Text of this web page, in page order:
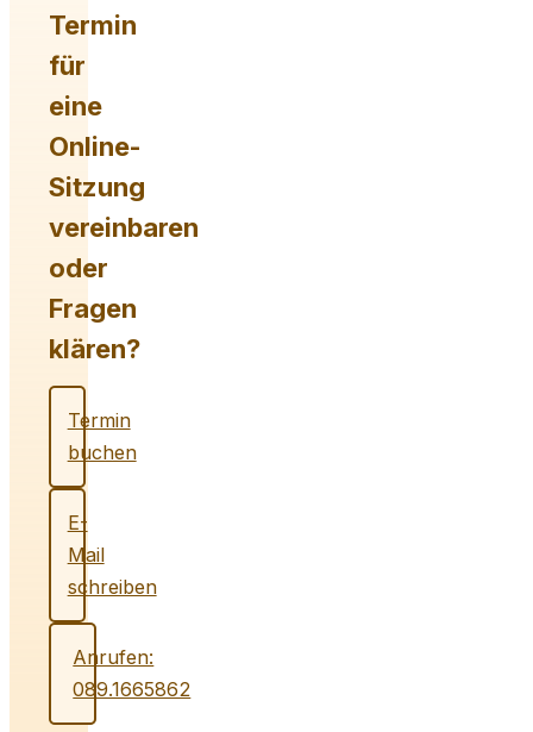
Termin
für
eine
Online-
Sitzung
vereinbaren
oder
Fragen
klären?
Termin
buchen
E-
Mail
schreiben
Anrufen:
089.1665862